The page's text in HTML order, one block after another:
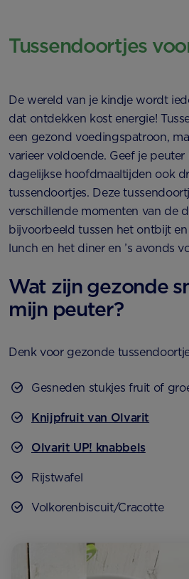
Tussendoortjes
De wereld van je kindje wordt
dat ontdekken kost energie!
een gezond voedingspatroon,
varieer voldoende. Geef je peuter
dagelijkse hoofdmaaltijden ook
tussendoortjes. Deze
verschillende momenten van de
bijvoorbeeld tussen het ontbijt
lunch en het diner en ’s avonds
Wat zijn gezonde
mijn peuter?
Denk voor gezonde
Gesneden stukjes fruit of
Knijpfruit van Olvarit
Olvarit UP! knabbels
Rijstwafel
Volkorenbiscuit/Cracotte